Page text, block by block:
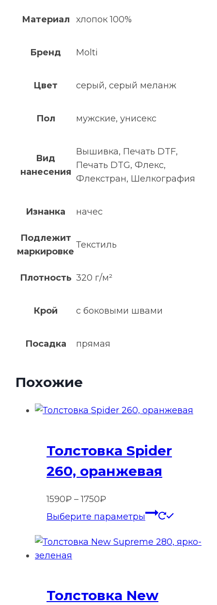
Материал хлопок 100%
Бренд Molti
Цвет серый, серый меланж
Пол мужские, унисекс
Вид
нанесения
Вышивка, Печать DTF,
Печать DTG, Флекс,
Флекстран, Шелкография
Изнанка начес
Подлежит
маркировке
Текстиль
Плотность 320 г/м²
Крой с боковыми швами
Посадка прямая
Похожие
Толстовка Spider
260, оранжевая
1590₽ – 1750₽Диапазон
цен:
–
Выберите параметры
Этот
имеет
Толстовка New